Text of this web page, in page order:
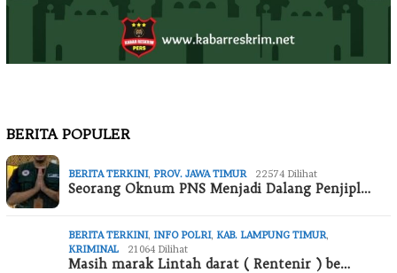
BERITA POPULER
BERITA TERKINI, PROV. JAWA TIMUR 22574 Dilihat
Seorang Oknum PNS Menjadi Dalang Penjipl…
BERITA TERKINI, INFO POLRI, KAB. LAMPUNG TIMUR,
KRIMINAL
21064 Dilihat
Masih marak Lintah darat ( Rentenir ) be…